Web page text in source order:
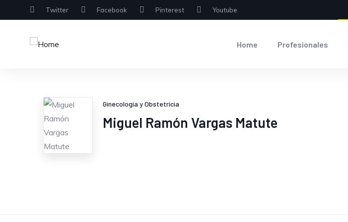
Twitter Facebook Pinterest Youtube
Home Profesionales
Ginecología y Obstetricia
Miguel Ramón Vargas Matute